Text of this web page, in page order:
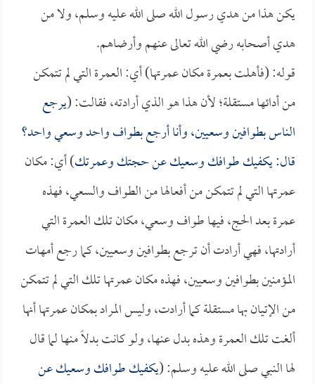
يكن هذا من هدي رسول الله صلى الله عليه وسلم، ولا من
هدي أصحابه رضي الله تعالى عنهم وأرضاهم.
قوله: (فأهلت بعمرة مكان عمرتها) أي: العمرة التي لم تتمكن
من أدائها مستقلة؛ لأن هذا هو الذي أرادته، فقالت: (يرجع
الناس بطوافين وسعيين، وأنا أرجع بطواف واحد وسعي واحد؟
قال: يكفيك طوافك وسعيك عن حجتك وعمرتك) أي: مكان
عمرتها التي لم تتمكن من أفعالها من الطواف والسعي، فهذه
عمرة بعد الحج، فيها طواف وسعي، مكان تلك العمرة التي
أرادتها، فهي أرادت أن ترجع بطوافين وسعيين، كما رجع أمهات
المؤمنين بطوافين وسعيين، فهذه مكان عمرتها تلك التي لم تتمكن
من الإتيان بها مستقلة كما أرادت، وليس المراد بمكان عمرتها أنها
ألغت تلك العمرة وهذه بدل عنها، ولو كانت بدلاً منها لما قال
لها النبي صلى الله عليه وسلم: (يكفيك طوافك وسعيك عن